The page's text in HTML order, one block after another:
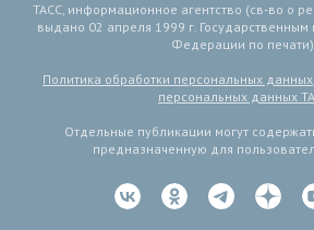
ТАСС, информационное агентство (св-во о
выдано 02 апреля 1999 г. Государственным
Федерации по
Политика обработки персональных данных,
персональных данных
Отдельные публикации могут
предназначенную для